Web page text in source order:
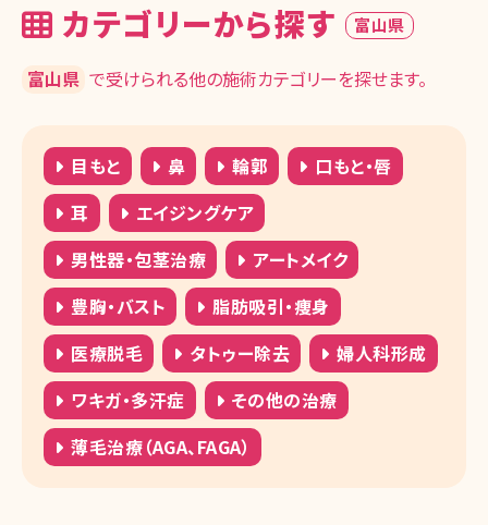
カテゴリーから探す 富山県
富山県 で受けられる他の施術カテゴリーを探せます。
目もと 鼻 輪郭
口もと・唇
耳
エイジングケア
男性器・包茎治療
アートメイク
豊胸・バスト
脂肪吸引・痩身
医療脱毛
タトゥー除去
婦人科形成
ワキガ・多汗症
その他の治療
薄毛治療（AGA、FAGA）